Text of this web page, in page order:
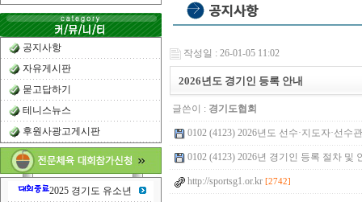
공지사항
자유게시판
묻고답하기
테니스뉴스
후원사광고게시판
2025 경기도 유소년
작성일 : 26-01-05 11:02
2026년도 경기인 등록 안내
글쓴이 : 경기도협회
0102 (4123) 2026년도 선수·지도자·선
0102 (4123) 2026년 경기인 등록 절차 및
http://sportsg1.or.kr [2742]